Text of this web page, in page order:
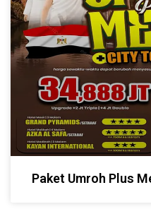
Paket Umroh Plus